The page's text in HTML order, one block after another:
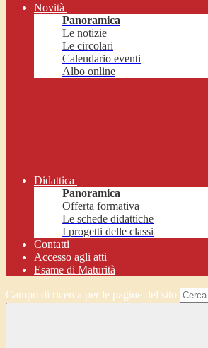
Novità
Panoramica
Le notizie
Le circolari
Calendario eventi
Albo online
Didattica
Panoramica
Offerta formativa
Le schede didattiche
I progetti delle classi
Contatti
Accesso agli atti
Esame di Maturità
Campo di ricerca per le pagine del sito